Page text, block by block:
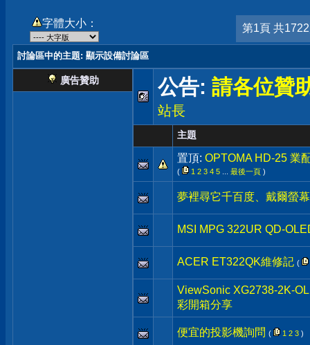
字體大小： 第1頁 共
討論區中的主題: 顯示設備討論區
廣告贊助 公告: 請各位贊
站長
主題
置頂: OPTOMA HD-25 業
( 1 2 3 4 5 最後一頁 )
夢裡尋它千百度、戴爾螢
MSI MPG 322UR QD-
ACER ET322QK維修記 (
ViewSonic XG2738-2K-
彩開箱分享
便宜的投影機詢問 ( 1 2 3 )